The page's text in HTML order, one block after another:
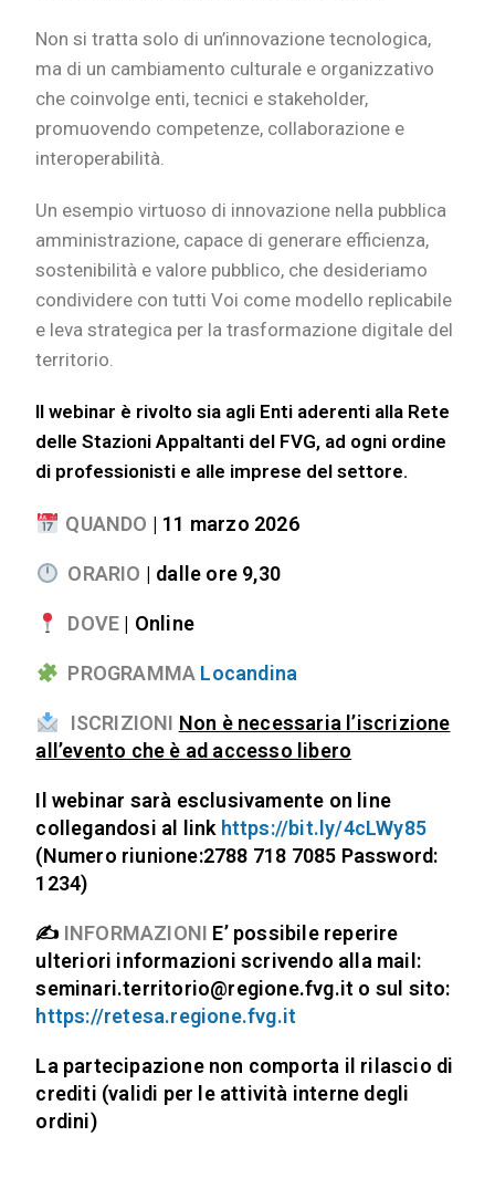
Non si tratta solo di un’innovazione tecnologica,
ma di un cambiamento culturale e organizzativo
che coinvolge enti, tecnici e stakeholder,
promuovendo competenze, collaborazione e
interoperabilità.
Un esempio virtuoso di innovazione nella pubblica
amministrazione, capace di generare efficienza,
sostenibilità e valore pubblico, che desideriamo
condividere con tutti Voi come modello replicabile
e leva strategica per la trasformazione digitale del
territorio.
Il webinar è rivolto sia agli Enti aderenti alla Rete
delle Stazioni Appaltanti del FVG, ad ogni ordine
di professionisti e alle imprese del settore.
QUANDO | 11 marzo 2026
ORARIO | dalle ore 9,30
DOVE | Online
PROGRAMMA Locandina
ISCRIZIONI Non è necessaria l’iscrizione
all’evento che è ad accesso libero
I l webinar sarà esclusivamente on line
collegandosi al link https://bit.ly/4cLWy85
(Numero riunione:2788 718 7085 Password:
1234)
✍️ INFORMAZIONI E’ possibile reperire
ulteriori informazioni scrivendo alla mail:
seminari.territorio@regione.fvg.it o sul sito:
https://retesa.regione.fvg.it
La partecipazione non comporta il rilascio di
crediti (validi per le attività interne degli
ordini)